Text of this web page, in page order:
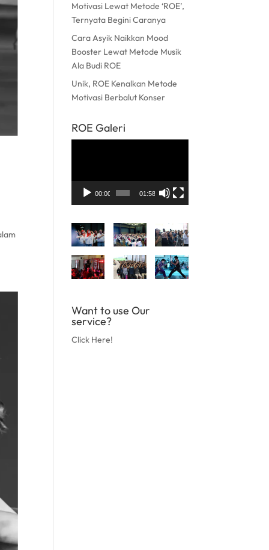
Motivasi Lewat Metode ‘ROE’,
Ternyata Begini Caranya
Cara Asyik Naikkan Mood
Booster Lewat Metode Musik
Ala Budi ROE
Unik, ROE Kenalkan Metode
Motivasi Berbalut Konser
ROE Galeri
00:00 01:58
Want to use Our
service?
Click Here!